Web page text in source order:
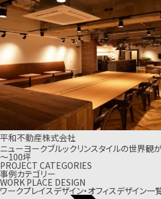
平和不動産株式会社
ニューヨークブルックリンスタイルの世界観
〜100坪
PROJECT CATEGORIES
事例カテゴリー
WORK PLACE DESIGN
ワークプレイスデザイン・オフィスデザイン一